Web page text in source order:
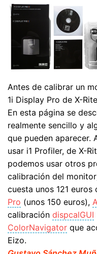
Antes de calibrar un
1i Display Pro de X-
En esta página se
realmente sencillo y
que pueden aparecer.
usar i1 Profiler, de X-
podemos usar otros
calibración del
cuesta unos 121 euros
Pro (unos 150 euros),
calibración dispcalGUI
ColorNavigator que
Eizo.